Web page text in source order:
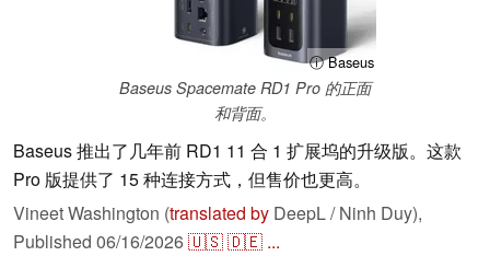
ⓘ Baseus
Baseus Spacemate RD1 Pro 的正面
和背面。
Baseus 推出了几年前 RD1 11 合 1 扩展坞的升级版。这款
Pro 版提供了 15 种连接方式，但售价也更高。
Vineet Washington (translated by DeepL / Ninh Duy),
Published 06/16/2026🇺🇸🇩🇪 ...